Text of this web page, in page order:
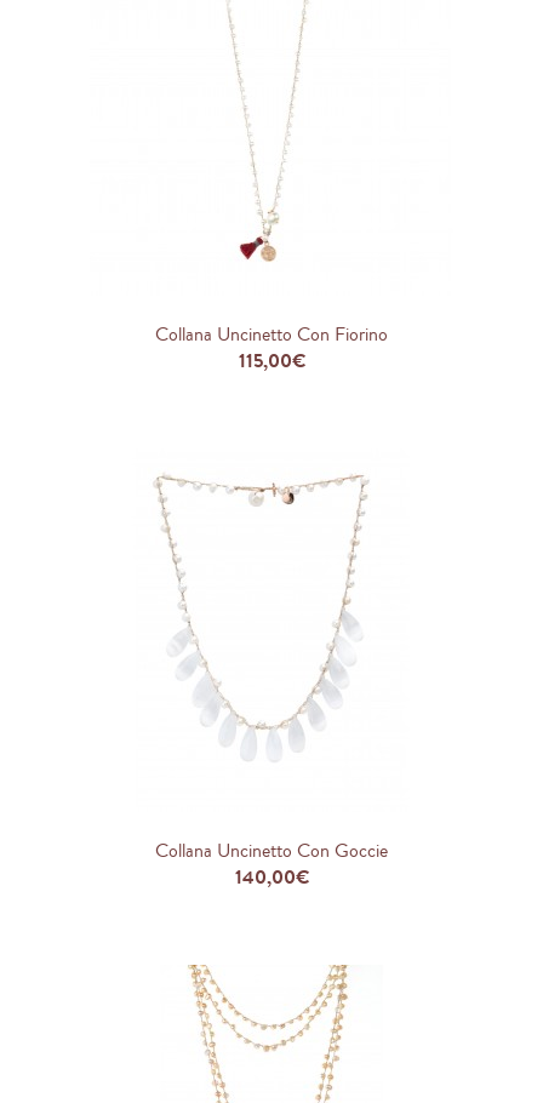
Collana Uncinetto Con Fiorino
115,00€
Collana Uncinetto Con Goccie
140,00€